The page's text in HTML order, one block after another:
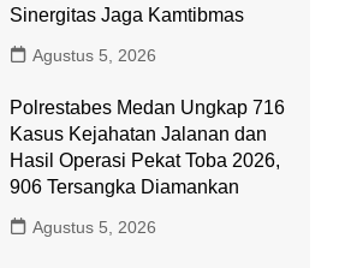
Sinergitas Jaga Kamtibmas
Agustus 5, 2026
Polrestabes Medan Ungkap 716
Kasus Kejahatan Jalanan dan
Hasil Operasi Pekat Toba 2026,
906 Tersangka Diamankan
Agustus 5, 2026